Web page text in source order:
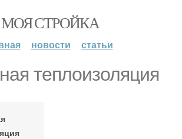
МОЯ СТРОЙКА
новости статьи
теплоизоляция